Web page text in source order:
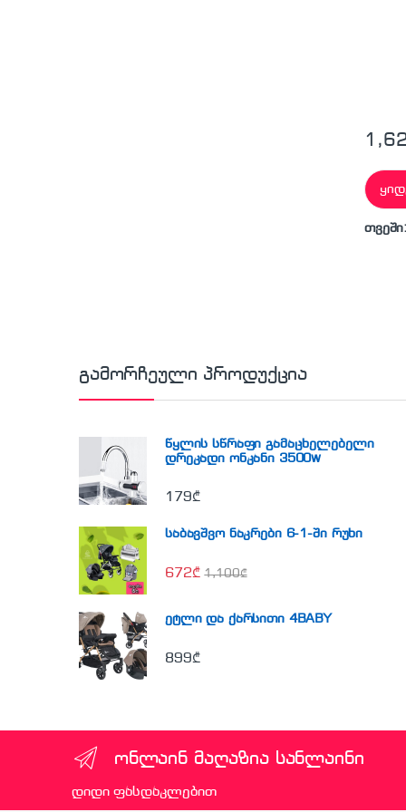
გამორჩეული პროდუქცია
წყლის სწრაფი გამაცხელებელი
დრეკადი ონკანი 3500w
179₾
საბავშვო ნაკრები 6-1-ში რუხი
672₾ 1,100₾
ეტლი და ქარსითი 4BABY
899₾
ონლაინ მაღაზია სანლაინი
დიდი ფასდაკლებით